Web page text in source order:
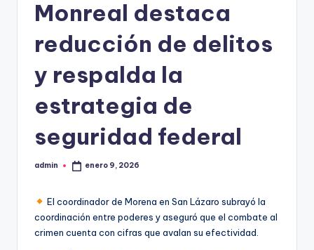
Monreal destaca
reducción de delitos
y respalda la
estrategia de
seguridad federal
Publicado
admin enero 9, 2026
El coordinador de Morena en San Lázaro subrayó la
coordinación entre poderes y aseguró que el combate al
crimen cuenta con cifras que avalan su efectividad.